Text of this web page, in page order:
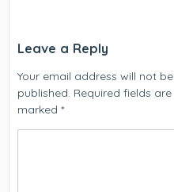
Leave a Reply
Your email address will not be
published. Required fields are
marked*